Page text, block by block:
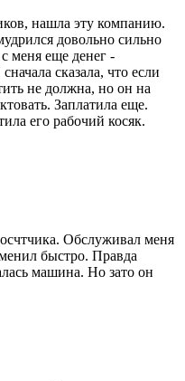
нашла эту компанию.
довольно сильно
меня еще денег -
сказала, что если
не должна, но он на
Заплатила еще.
его рабочий косяк.
Обслуживал меня
быстро. Правда
машина. Но зато он